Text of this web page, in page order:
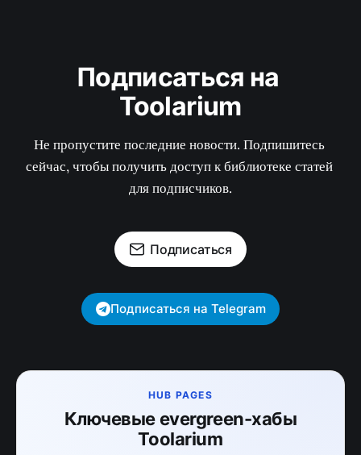
Подписаться на
Toolarium
Не пропустите последние новости. Подпишитесь
сейчас, чтобы получить доступ к библиотеке статей
для подписчиков.
Подписаться
Подписаться на Telegram
HUB PAGES
Ключевые evergreen-хабы
Toolarium